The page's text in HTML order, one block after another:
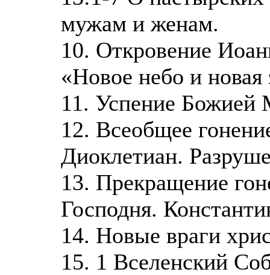
мужам и женам.
10. Откровение
«Новое небо и новая
11. Успение Божией
12. Всеобщее
Диоклетиан.
13. Прекращение
Господня.
14. Новые враги
15. 1 Вселенский